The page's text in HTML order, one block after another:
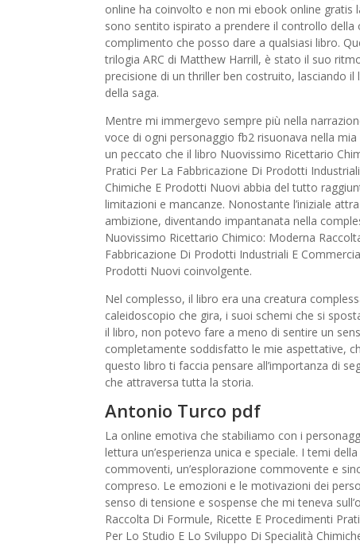
online ha coinvolto e non mi ebook online
sono sentito ispirato a prendere il controllo
complimento che posso dare a qualsiasi libro.
trilogia ARC di Matthew Harrill, è stato il suo
precisione di un thriller ben costruito, lasciando
della saga.
Mentre mi immergevo sempre più nella
voce di ogni personaggio fb2 risuonava nella
un peccato che il libro Nuovissimo Ricettario
Pratici Per La Fabbricazione Di Prodotti
Chimiche E Prodotti Nuovi abbia del tutto
limitazioni e mancanze. Nonostante l’iniziale
ambizione, diventando impantanata nella
Nuovissimo Ricettario Chimico: Moderna
Fabbricazione Di Prodotti Industriali E
Prodotti Nuovi coinvolgente.
Nel complesso, il libro era una creatura
caleidoscopio che gira, i suoi schemi che si
il libro, non potevo fare a meno di sentire un
completamente soddisfatto le mie aspettative,
questo libro ti faccia pensare all’importanza di
che attraversa tutta la storia.
Antonio Turco pdf
La online emotiva che stabiliamo con i
lettura un’esperienza unica e speciale. I temi
commoventi, un’esplorazione commovente e
compreso. Le emozioni e le motivazioni dei
senso di tensione e sospense che mi teneva
Raccolta Di Formule, Ricette E Procedimenti
Per Lo Studio E Lo Sviluppo Di Specialità